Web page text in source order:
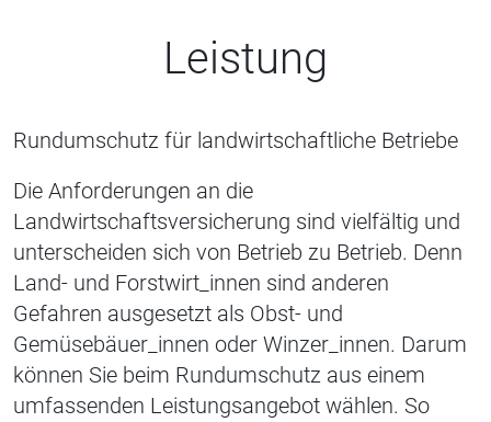
Leistung
Rundumschutz für landwirtschaftliche Betriebe
Die Anforderungen an die
Landwirtschaftsversicherung sind vielfältig und
unterscheiden sich von Betrieb zu Betrieb. Denn
Land- und Forstwirt_innen sind anderen
Gefahren ausgesetzt als Obst- und
Gemüsebäuer_innen oder Winzer_innen. Darum
können Sie beim Rundumschutz aus einem
umfassenden Leistungsangebot wählen. So